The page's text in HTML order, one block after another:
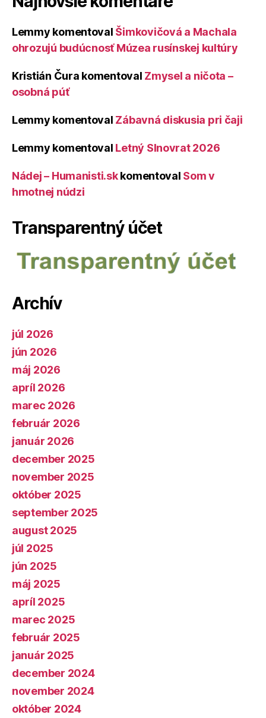
Lemmy komentoval Šimkovičová a Machala
ohrozujú budúcnosť Múzea rusínskej kultúry
Kristián Čura komentoval Zmysel a ničota –
osobná púť
Lemmy komentoval Zábavná diskusia pri čaji
Lemmy komentoval Letný Slnovrat 2026
Nádej – Humanisti.skkomentoval Som v
hmotnej núdzi
Transparentný účet
Archív
júl 2026
jún 2026
máj 2026
apríl 2026
marec 2026
február 2026
január 2026
december 2025
november 2025
október 2025
september 2025
august 2025
júl 2025
jún 2025
máj 2025
apríl 2025
marec 2025
február 2025
január 2025
december 2024
november 2024
október 2024